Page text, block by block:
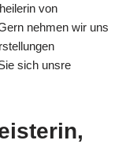
von
nehmen wir uns
sich unsre